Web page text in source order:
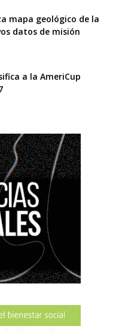
mapa geológico de la
datos de misión
a la AmeriCup